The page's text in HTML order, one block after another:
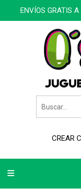
ENVÍOS GRATIS
CREAR